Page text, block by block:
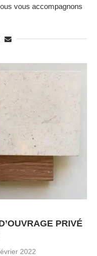
vous accompagnons
PRIVÉ
2022